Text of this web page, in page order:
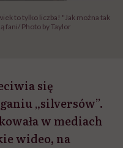
to tylko liczba! "Jak można tak
fani/ Photo by Taylor
się
„silversów”.
w mediach
wideo, na